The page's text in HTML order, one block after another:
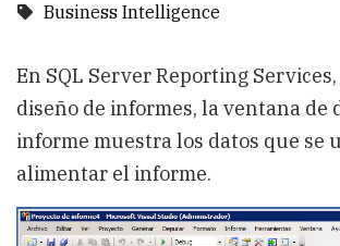
Business Intelligence
En SQL Server Reporting
diseño de informes, la ventana de
informe muestra los datos que se
alimentar el informe.